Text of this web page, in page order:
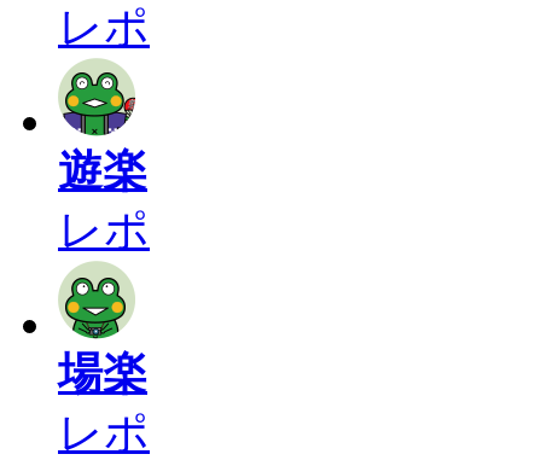
レポ
遊楽
レポ
場楽
レポ